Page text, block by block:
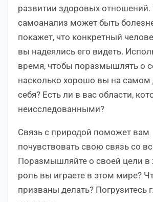
развитии здоровых отношений.
самоанализ может быть
покажет, что конкретный
вы надеялись его видеть.
время, чтобы поразмышлять о
насколько хорошо вы на самом
себя? Есть ли в вас области,
неисследованными?
Связь с природой поможет вам
почувствовать свою связь со
Поразмышляйте о своей цели
роль вы играете в этом мире?
призваны делать? Погрузитесь